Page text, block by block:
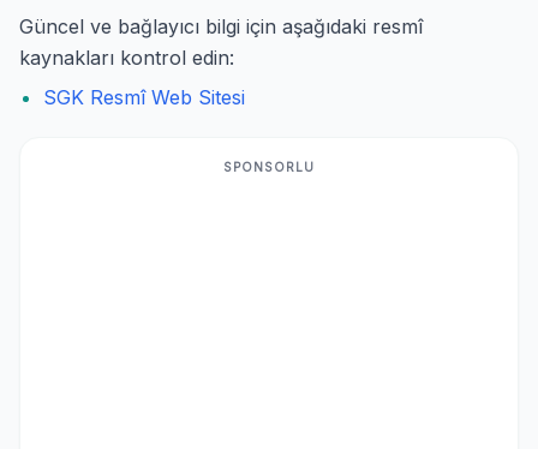
Güncel ve bağlayıcı bilgi için aşağıdaki resmî
kaynakları kontrol edin:
SGK Resmî Web Sitesi
SPONSORLU